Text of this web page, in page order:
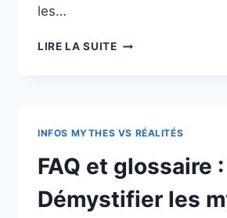
les…
LIRE LA SUITELES
FRÉQUEMMENT
FAQ
ET
GLOSSAIRE
INFOS MYTHES VS RÉALITÉS
FAQ et glossaire :
Démystifier les